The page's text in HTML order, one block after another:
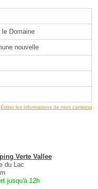
Domaine
nouvelle
Éditer les informations de mon camping
Verte Vallee
du Lac
jusqu'à 12h